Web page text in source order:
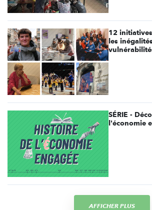
12
les
SÉRIE -
l'économie
AFFICHER PLUS